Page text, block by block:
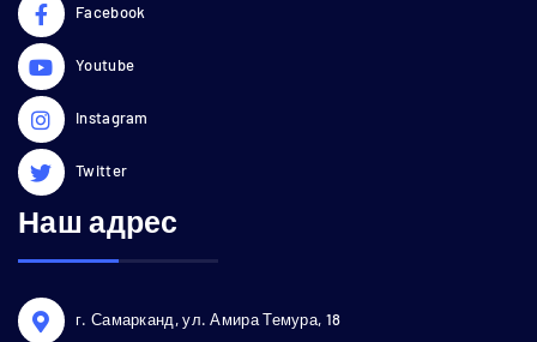
Facebook
Youtube
Instagram
Twitter
Наш адрес
г. Самарканд, ул. Амира Темура, 18